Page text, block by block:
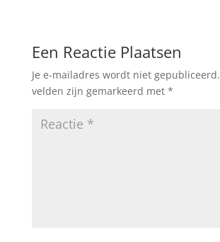
b
o
o
A
p
p
Een Reactie Plaatsen
Je e-mailadres wordt niet gepubliceerd.
velden zijn gemarkeerd met *